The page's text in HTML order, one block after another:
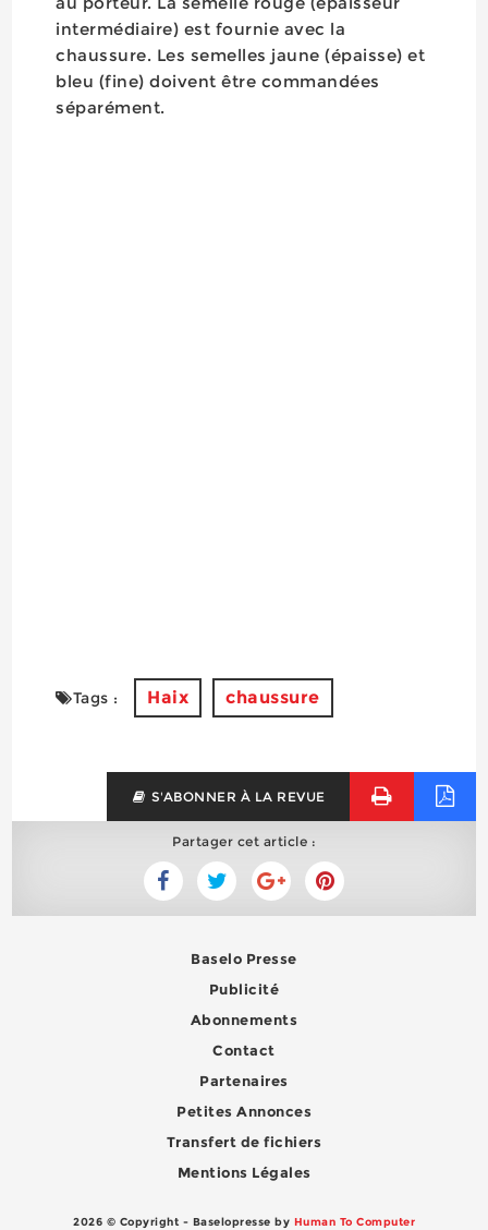
intermédiaire) est fournie avec la
chaussure. Les semelles jaune (épaisse) et
bleu (fine) doivent être commandées
séparément.
Tags : Haix chaussure
S'ABONNER À LA REVUE
Partager cet article :
Baselo Presse
Publicité
Abonnements
Contact
Partenaires
Petites Annonces
Transfert de fichiers
Mentions Légales
2026 © Copyright - Baselopresse by Human To Computer